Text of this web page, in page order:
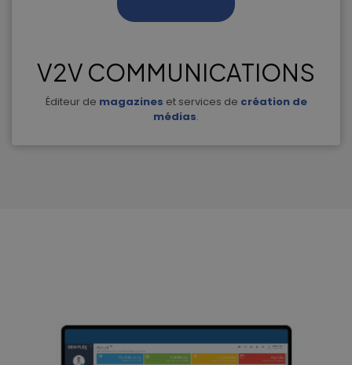
V2V COMMUNICATIONS
Éditeur de magazines et services de création de
médias.